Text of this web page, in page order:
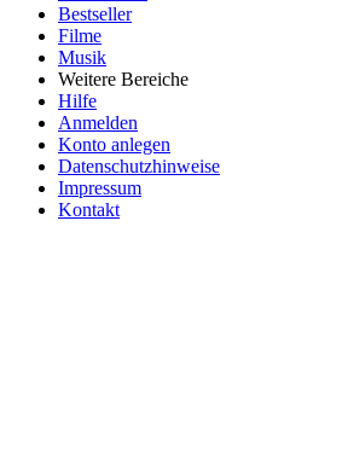
Bestseller
Filme
Musik
Weitere Bereiche
Hilfe
Anmelden
Konto anlegen
Datenschutzhinweise
Impressum
Kontakt